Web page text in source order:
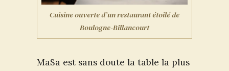
Cuisine ouverte d’un restaurant étoilé de
Boulogne-Billancourt
MaSa est sans doute la table la plus